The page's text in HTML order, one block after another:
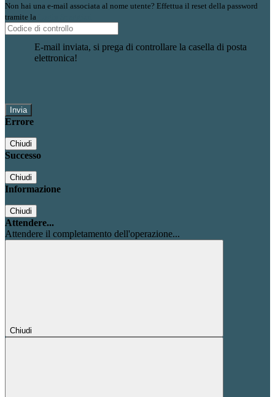
Non hai una e-mail associata al nome utente? Effettua il reset della password
tramite la
E-mail inviata, si prega di controllare la casella di posta
elettronica!
Errore
Chiudi
Successo
Chiudi
Informazione
Chiudi
Attendere...
Attendere il completamento dell'operazione...
Chiudi